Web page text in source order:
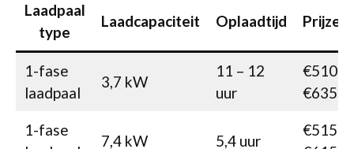
Laadpaal
type
Laadcapaciteit Oplaadtijd Prijzen
1-fase
laadpaal
3,7 kW
11 – 12
uur
€510-
€635
1-fase
7,4 kW 5,4 uur
€515-